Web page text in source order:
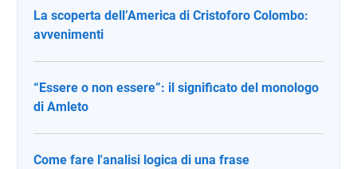
La scoperta dell’America di Cristoforo Colombo:
avvenimenti
“Essere o non essere”: il significato del monologo
di Amleto
Come fare l'analisi logica di una frase